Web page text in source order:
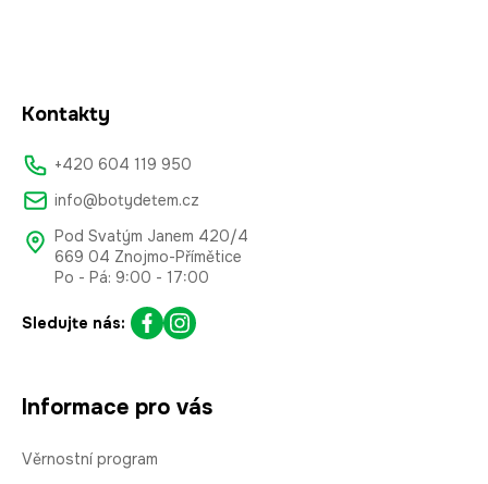
Kontakty
+420 604 119 950
info@botydetem.cz
Pod Svatým Janem 420/4
669 04 Znojmo-Přímětice
Po - Pá: 9:00 - 17:00
Sledujte nás:
Informace pro vás
Věrnostní program